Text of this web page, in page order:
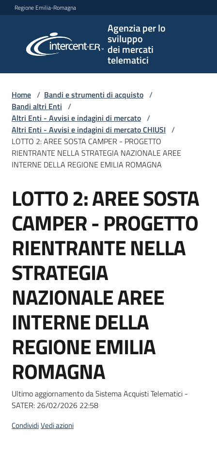
Vai al contenuto
Vai alla navigazione
Vai al footer
Regione Emilia-Romagna
Agenzia per lo
sviluppo
dei mercati
telematici
per lo
sviluppo
telematici
L'Agenzia
e
strumenti
acquisto
Supporto
Piattaforme
telematiche
site
Home / Bandi e strumenti di acquisto /
Bandi altri Enti /
Altri Enti - Avvisi e indagini di mercato /
Altri Enti - Avvisi e indagini di mercato CHIUSI /
LOTTO 2: AREE SOSTA CAMPER - PROGETTO
RIENTRANTE NELLA STRATEGIA NAZIONALE AREE
INTERNE DELLA REGIONE EMILIA ROMAGNA
Salta al contenuto
LOTTO 2: AREE SOSTA
CAMPER - PROGETTO
RIENTRANTE NELLA
STRATEGIA
NAZIONALE AREE
INTERNE DELLA
REGIONE EMILIA
ROMAGNA
Ultimo aggiornamento da Sistema Acquisti Telematici -
SATER: 26/02/2026 22:58
CondividiVedi azioni